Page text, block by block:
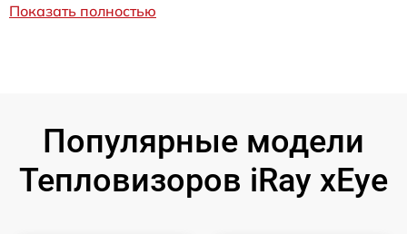
Показать полностью
Популярные модели
Тепловизоров iRay xEye